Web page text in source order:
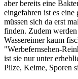
aber bereits eine
eingefahren ist es
müssen sich da erst
finden. Zudem
Wassereimer kaum
"Werbefernsehen-
ist sie nur unter
Pilze, Keime, Sporen